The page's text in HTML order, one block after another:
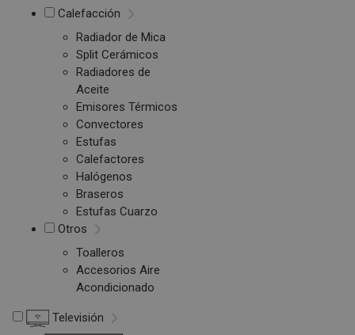
Calefacción
Radiador de Mica
Split Cerámicos
Radiadores de
Aceite
Emisores Térmicos
Convectores
Estufas
Calefactores
Halógenos
Braseros
Estufas Cuarzo
Otros
Toalleros
Accesorios Aire
Acondicionado
Televisión